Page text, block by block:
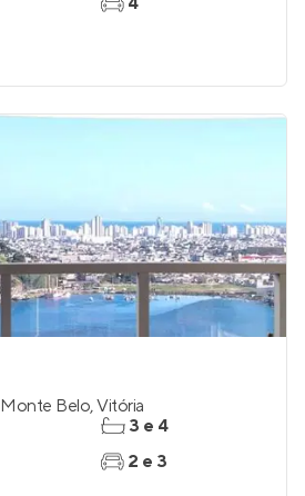
Monte Belo,Vitória
3 e 4
2 e 3